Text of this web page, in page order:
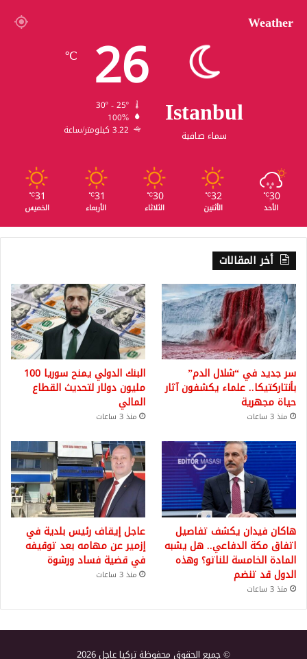
Weather
Istanbul
سماء صافية
26
℃
100%
3.22 كيلومتر/ساعة
30
℃
الأحد
32
℃
الأثنين
30
℃
الثلاثاء
31
℃
الأربعاء
31
℃
الخميس
أخر المقالات
سر جديد في “شلال الدم”
بأنتاركتيكا.. علماء يكشفون آثار
حياة مجهرية
منذ 3 ساعات
البنك الدولي يمنح سوريا 100
مليون دولار لتحديث القطاع
المالي
منذ 3 ساعات
هاكان فيدان يكشف تفاصيل
اتفاق مكة الدفاعي.. هل يشبه
المادة الخامسة للناتو؟ وهذه
الدول قد تنضم
منذ 3 ساعات
عاجل إيقاف رئيس بلدية في
إزمير عن مهامه بعد توقيفه
في قضية فساد ورشوة
منذ 3 ساعات
© جميع الحقوق محفوظة تركيا عاجل 2026